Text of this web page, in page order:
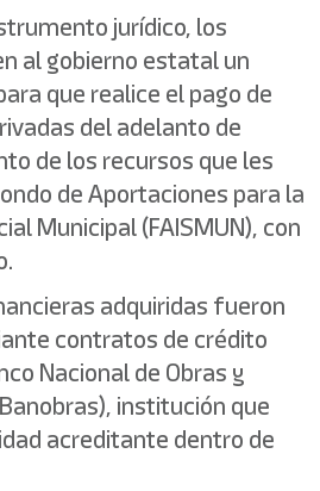
jurídico, los
al gobierno estatal un
que realice el pago de
del adelanto de
de los recursos que les
de Aportaciones para la
Municipal (FAISMUN), con
adquiridas fueron
contratos de crédito
Nacional de Obras y
institución que
acreditante dentro de